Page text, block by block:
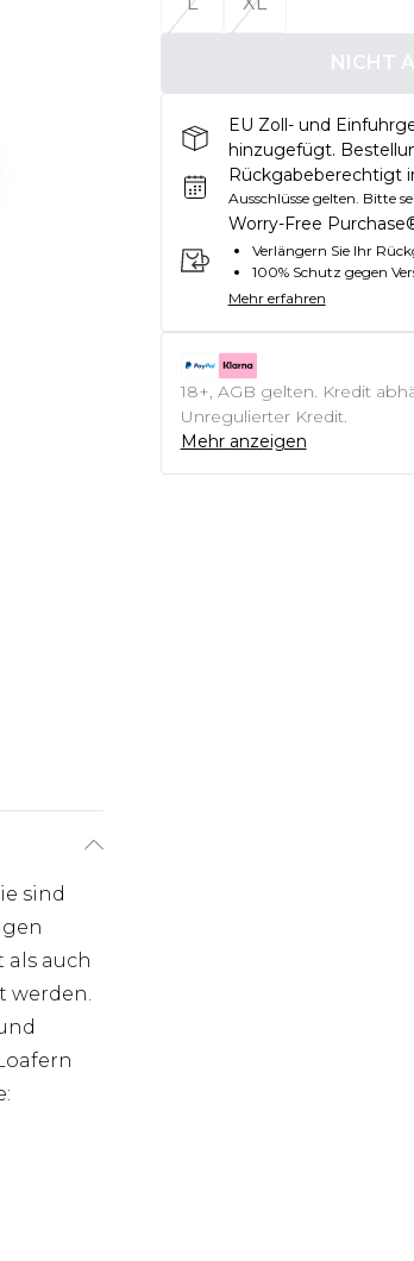
sind
als auch
werden.
NICHT
EU Zoll- und
hinzugefügt.
Rückgabeberechtigt
Ausschlüsse gelten. Bitte
Worry-Free
Verlängern Sie Ihr
100% Schutz gegen
Mehr erfahren
18+, AGB gelten. Kredit
Unregulierter Kredit.
Mehr anzeigen